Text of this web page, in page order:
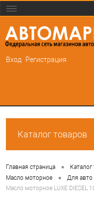
Вход Регистрация
Каталог товаров
Главная страница • Каталог
Масло моторное • Для авто
Масло моторное LUXE DIESEL